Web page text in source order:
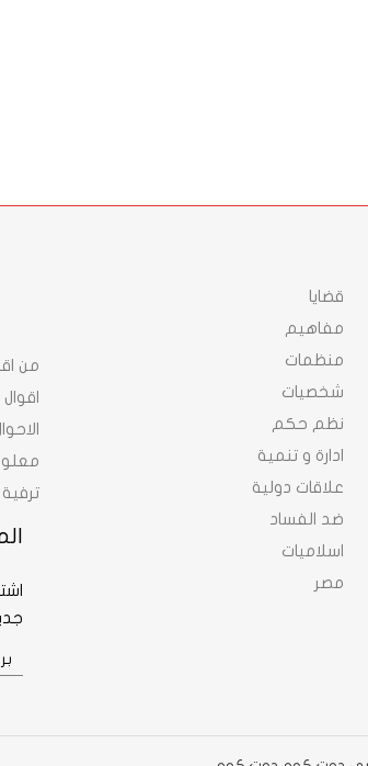
قضايا
مفاهيم
منظمات
شخصيات
نظم حكم
ادارة و تنمية
علاقات دولية
ضد الفساد
اسلاميات
مصر
من
ترفية